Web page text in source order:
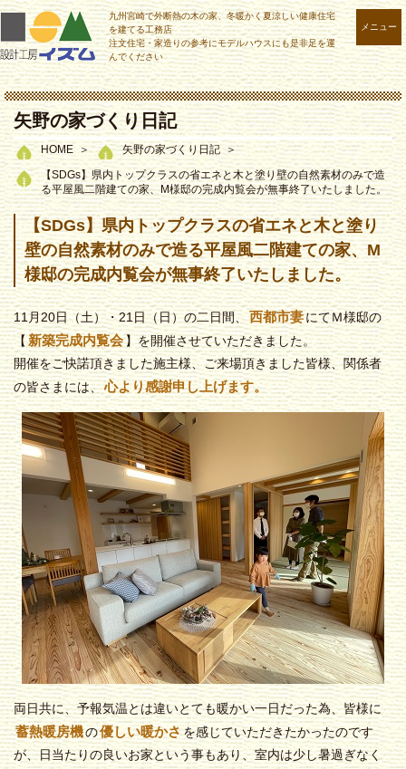
メニュー
九州宮崎で外断熱の木の家、冬暖かく夏涼しい健康住宅
を建てる工務店
注文住宅・家造りの参考にモデルハウスにも是非足を運
んでください
矢野の家づくり日記
HOME
矢野の家づくり日記
【SDGs】県内トップクラスの省エネと木と塗り壁の自然素材のみで造
る平屋風二階建ての家、M様邸の完成内覧会が無事終了いたしました。
【SDGs】県内トップクラスの省エネと木と塗り
壁の自然素材のみで造る平屋風二階建ての家、M
様邸の完成内覧会が無事終了いたしました。
11月20日（土）・21日（日）の二日間、西都市妻にてＭ様邸の
【 新築完成内覧会】を開催させていただきました。
開催をご快諾頂きました施主様、ご来場頂きました皆様、関係者
の皆さまには、心より感謝申し上げます。
両日共に、予報気温とは違いとても暖かい一日だった為、皆様に
蓄熱暖房機の優しい暖かさを感じていただきたかったのです
が、日当たりの良いお家という事もあり、室内は少し暑過ぎなく